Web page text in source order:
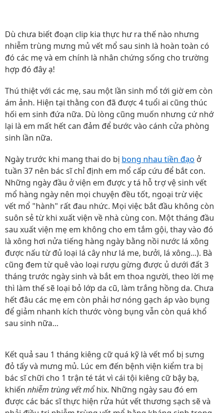
Dù chưa biết đoạn clip kia thực hư ra thế nào nhưng
nhiễm trùng mưng mủ vết mổ sau sinh là hoàn toàn có
đó các mẹ và em chính là nhân chứng sống cho trường
hợp đó đây ạ!
Thú thiệt với các mẹ, sau một lần sinh mổ tới giờ em còn
ám ảnh. Hiện tại thằng con đã được 4 tuổi ai cũng thúc
hối em sinh đứa nữa. Dù lòng cũng muốn nhưng cứ nhớ
lại là em mất hết can đảm để bước vào cánh cửa phòng
sinh lần nữa.
Ngày trước khi mang thai do bị bong nhau tiền đạo ở
tuần 37 nên bác sĩ chỉ định em mổ cấp cứu để bắt con.
Những ngày đầu ở viện em được y tá hỗ trợ vệ sinh vết
mổ hàng ngày nên mọi chuyện đều tốt, ngoại trừ việc
vết mổ "hành" rất đau nhức. Mọi việc bắt đầu không còn
suôn sẻ từ khi xuất viện về nhà cùng con. Một tháng đầu
sau xuất viện mẹ em không cho em tắm gội, thay vào đó
là xông hơi nửa tiếng hàng ngày bằng nồi nước lá xông
được nấu từ đủ loại lá cây như lá me, bưởi, lá xông...). Bà
cũng đem từ quê vào loại rượu gừng được ủ dưới đất 3
tháng trước ngày sinh và bắt em thoa người, theo lời mẹ
thì làm thế sẽ loại bỏ lớp da cũ, làm trắng hồng da. Chưa
hết đâu các mẹ em còn phải hơ nóng gạch áp vào bụng
để giảm nhanh kích thước vòng bụng vẫn còn quá khổ
sau sinh nữa…
Kết quả sau 1 tháng kiêng cữ quá kỹ là vết mổ bị sưng
đỏ tấy và mưng mủ. Lúc em đến bệnh viện kiểm tra bị
bác sĩ chữi cho 1 trận té tát vì cái tội kiêng cữ bậy bạ,
khiến nhiễm trùng vết mổhix. Những ngày sau đó em
được các bác sĩ thực hiện rửa hút vết thương sạch sẽ và